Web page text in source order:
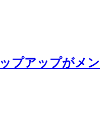
プアップがメン